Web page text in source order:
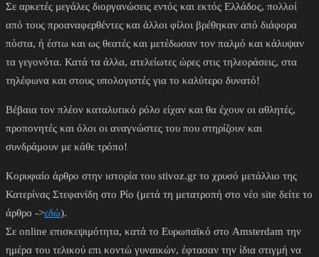
Σε αρκετές μεγάλες διοργανώσεις εντός και εκτός Ελλάδος, πολλοί
από τους προαναφερθέντες και άλλοι φίλοι βρέθηκαν από διάφορα
πόστα, ή έστω και ως θεατές και μετέδωσαν τον παλμό και κάλυψαν
τα γεγονότα. Κατά τα άλλα, ατελείωτες ώρες στις τηλεοράσεις, στα
τηλέφωνα και στους υπολογιστές για το καλύτερο δυνατό!
Βέβαια τον πλέον καταλυτικό ρόλο είχαν και θα έχουν οι αθλητές,
προπονητές και όλοι οι αναγνώστες του που στηρίζουν και
συνδράμουν με κάθε τρόπο!
Κορυφαίο άρθρο στην ιστορία του stivoz.gr το χρυσό μετάλλιο της
Κατερίνας Στεφανίδη στο Ρίο (μετά τη μετατροπή στο νέο site δείτε το
άρθρο ->εδώ).
Σε online επισκεψιμότητα, κατά το Ευρωπαϊκό στο Amsterdam την
ημέρα του τελικού επι κοντώ γυναικών, έφτασαν την ίδια στιγμή να